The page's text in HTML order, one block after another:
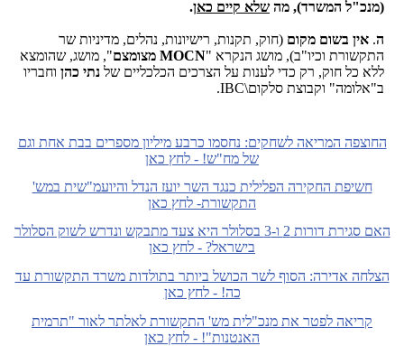
(מנכ"ל המשרד), מה שלא קיים כאן.
ה. אין בשום מקום (חוק, תקנות, רישיונות, נהלים, מדיניות שר
התקשורת וכיו"ב), מושג הנקרא "MOCN מצומצם", מושג, שהומצא
ללא כל חוק, רק כדי לענות על הצרכים הכלכליים של נתי כהן וחבריו
ב"אלומה" וקבוצת סלקום\IBC
.
החוצפה המריאה לשחקים: נחסמו כרבע מיליון מספרים בבת אחת וגם
של מח"ש! - לחץ כאן
חשיפת החקירה הפלילית כנגד השר יועז הנדל והיועמ"שית במש'
התקשורת- לחץ כאן
האם סגירת דורות 2 ו-3 בסלולר היא צעד מתבקש ונדרש לשוק הסלולר
בישראל? - לחץ כאן
הצלחה אדירה: הסוף לשר הכושל ביותר בתולדות משרד התקשורת עד
כה! - לחץ כאן
קריאה לפטר את מנכ"לית מש' התקשורת לאלתר לאור "תרמית
האנטנות"! - לחץ כאן